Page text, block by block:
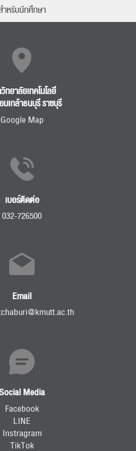
ำหรับนักศึกษา
ทยาลัยเทคโนโลยี
มเกล้าธนบุรี ราชบุรี
Google Map
เบอร์ติดต่อ
032-726500
Email
Media
Facebook
LINE
Instragram
TikTok